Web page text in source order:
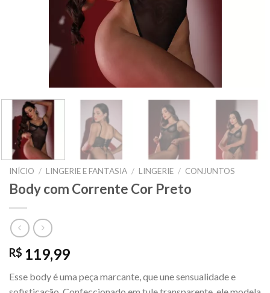
INÍCIO / LINGERIE E FANTASIA / LINGERIE / CONJUNTOS
Body com Corrente Cor Preto
R$ 119,99
Esse body é uma peça marcante, que une sensualidade e